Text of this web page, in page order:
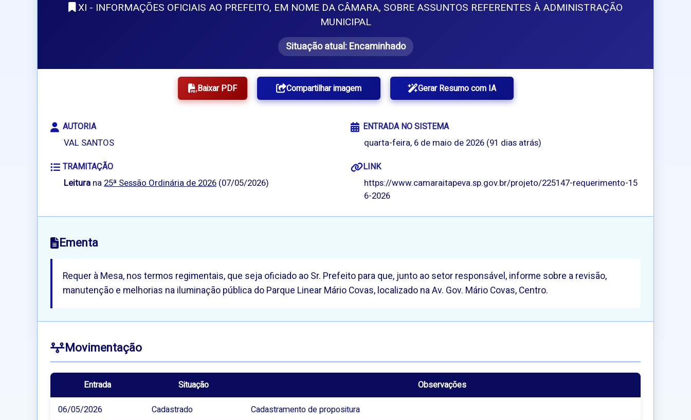
XI - INFORMAÇÕES OFICIAIS AO PREFEITO, EM NOME DA CÂMARA, SOBRE ASSUNTOS REFERENTES À ADMINISTRAÇÃO
MUNICIPAL
Situação atual:Encaminhado
Baixar PDF Compartilhar imagem Gerar Resumo com IA
AUTORIA
VAL SANTOS
ENTRADA NO SISTEMA
quarta-feira, 6 de maio de 2026 (91 dias atrás)
TRAMITAÇÃO
Leitura na25ª Sessão Ordinária de 2026 (07/05/2026)
LINK
https://www.camaraitapeva.sp.gov.br/projeto/225147-requerimento-15
6-2026
Ementa
Requer à Mesa, nos termos regimentais, que seja oficiado ao Sr. Prefeito para que, junto ao setor responsável, informe sobre a revisão,
manutenção e melhorias na iluminação pública do Parque Linear Mário Covas, localizado na Av. Gov. Mário Covas, Centro.
Movimentação
Entrada Situação
Observações
06/05/2026
Cadastrado Cadastramento de propositura